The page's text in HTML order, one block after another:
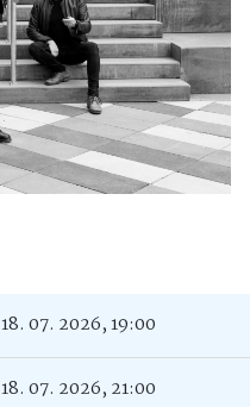
18. 07. 2026, 19:00
18. 07. 2026, 21:00